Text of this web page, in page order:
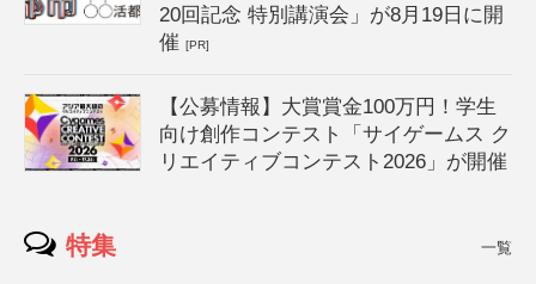
20回記念 特別講演会」が8月19日に開
催[PR]
【公募情報】大賞賞金100万円！学生
向け創作コンテスト「サイゲームス ク
リエイティブコンテスト2026」が開催
特集 一覧